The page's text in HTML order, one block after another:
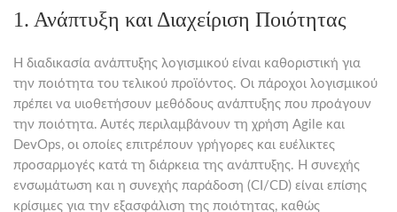
1. Ανάπτυξη και Διαχείριση Ποιότητας
Η διαδικασία ανάπτυξης λογισμικού είναι καθοριστική για
την ποιότητα του τελικού προϊόντος. Οι πάροχοι λογισμικού
πρέπει να υιοθετήσουν μεθόδους ανάπτυξης που προάγουν
την ποιότητα. Αυτές περιλαμβάνουν τη χρήση Agile και
DevOps, οι οποίες επιτρέπουν γρήγορες και ευέλικτες
προσαρμογές κατά τη διάρκεια της ανάπτυξης. Η συνεχής
ενσωμάτωση και η συνεχής παράδοση (CI/CD) είναι επίσης
κρίσιμες για την εξασφάλιση της ποιότητας, καθώς